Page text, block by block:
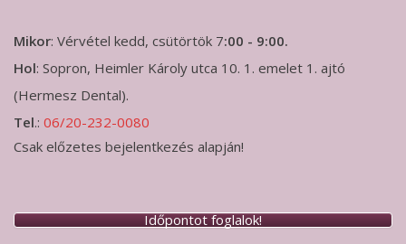
Mikor: Vérvétel kedd, csütörtök 7:00 - 9:00.
Hol: Sopron, Heimler Károly utca 10. 1. emelet 1. ajtó
(Hermesz Dental).
Tel.: 06/20-232-0080
Csak előzetes bejelentkezés alapján!
Időpontot foglalok!